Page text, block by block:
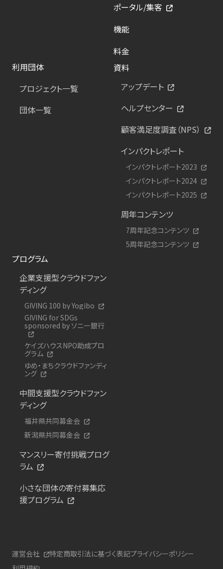
ポータル/集客
機能
料金
利用団体
プロジェクト一覧
団体一覧
資料
アップデート
ヘルプセンター
顧客満足度調査（NPS）
インパクトレポート
インパクトレポート2023
インパクトレポート2024
インパクトレポート2025
周年コンテンツ
7周年記念コンテンツ
5周年記念コンテンツ
プログラム
企業支援型クラウドファン
ディング
GIVING 100 by Yogibo
GIVING for SDGs
sponsored by ソニー銀行
ケイズハウスNPO助成プロ
グラム
ゆめ・まちクラウドファンディ
ング
中間支援型クラウドファン
ディング
福井県共同募金会
新潟県共同募金会
マンスリー寄付挑戦プログ
ラム
小さな団体の寄付募集応
援プログラム
運営会社 特定商取引法に基づく表記プライバシーポリシー